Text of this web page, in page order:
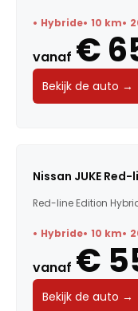
Hybride 10 km
vanaf €
Bekijk de auto →
Nissan JUKE
Red-line Edition
Hybride 10 km
vanaf €
Bekijk de auto →